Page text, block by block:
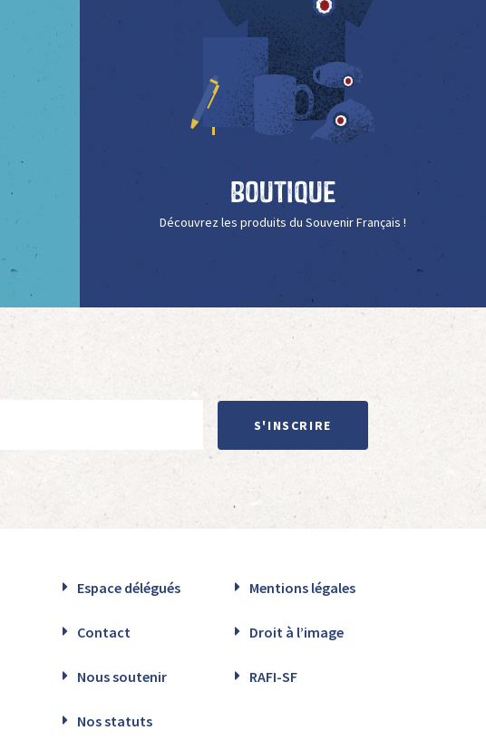
Boutique
Découvrez les produits du Souvenir Français !
S'INSCRIRE
Espace délégués Mentions légales
Contact Droit à l’image
Nous soutenir RAFI-SF
Nos statuts